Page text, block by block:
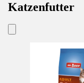
Katzenfutter